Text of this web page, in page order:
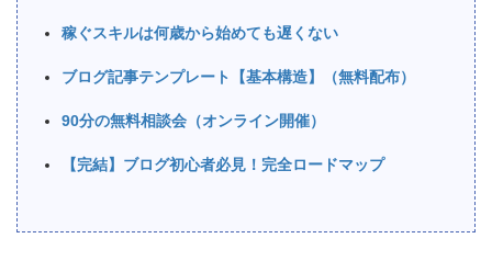
稼ぐスキルは何歳から始めても遅くない
ブログ記事テンプレート【基本構造】（無料配布）
90分の無料相談会（オンライン開催）
【完結】ブログ初心者必見！完全ロードマップ